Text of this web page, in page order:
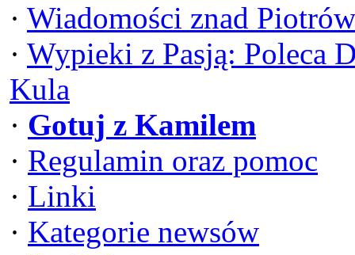
· Wiadomości znad
· Wypieki z Pasją: Poleca
Kula
· Gotuj z Kamilem
· Regulamin oraz pomoc
· Linki
· Kategorie newsów